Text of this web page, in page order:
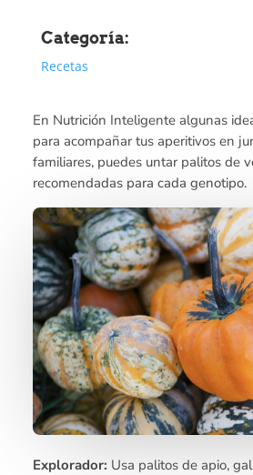
Categoría:
Recetas
En Nutrición Inteligente algunas
para acompañar tus aperitivos en
familiares, puedes untar palitos de
recomendadas para cada genotipo.
Explorador: Usa palitos de apio,